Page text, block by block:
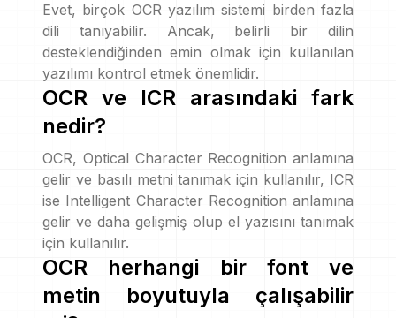
Evet, birçok OCR yazılım sistemi birden fazla
dili tanıyabilir. Ancak, belirli bir dilin
desteklendiğinden emin olmak için kullanılan
yazılımı kontrol etmek önemlidir.
OCR ve ICR arasındaki fark
nedir?
OCR, Optical Character Recognition anlamına
gelir ve basılı metni tanımak için kullanılır, ICR
ise Intelligent Character Recognition anlamına
gelir ve daha gelişmiş olup el yazısını tanımak
için kullanılır.
OCR herhangi bir font ve
metin boyutuyla çalışabilir